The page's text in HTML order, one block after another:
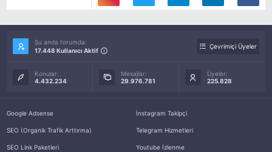
Şu anda forumda:
17.448 Kullanıcı Aktif
Çevrimiçi Üyeler
Konular:
4.432.234
Mesajlar:
29.976.781
Üyeler:
225.828
Google Adsense
SEO (Organik Trafik Arttırma)
SEO Link Paketleri
İnstagram Takipçi
Telegram Hizmetleri
Youtube İzlenme